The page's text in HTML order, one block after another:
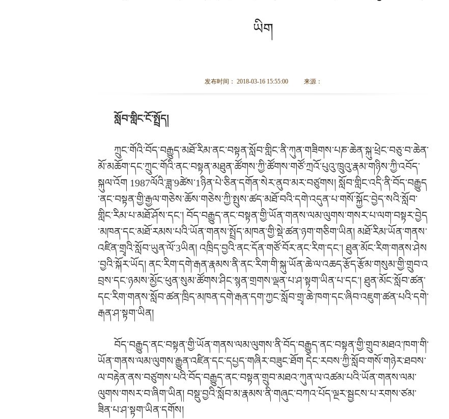
ཡིག
发布时间： 2018-03-16 15:55:00 来源：
སློབ་གླིང་ངོ་སྤྲོད།
ཀྲུང་གོའི་བོད་བརྒྱུད་མཐོ་རིམ་ནང་བསྟན་སློབ་གླིང་ནི་ཀུན་གཟིགས་པཎ་ཆེན་སྐུ་ཕྲེང་བཅུ་བ་ཆེན་
མོ་མཆོག་དང་ཀྲུང་གོའི་ནང་བསྟན་མཐུན་ཚོགས་ཀྱི་ཚོགས་གཙོ་ཀྲའོ་པུའུ་ཁྲུའུ་རྣམ་གཉིས་ཀྱི་འབོད་
སྐུལ་འོག 1987ལོའི་ཟླ་9ཚེས་1ཉིན་པེ་ཅིན་དགོན་སེར་ནུབ་མར་བཙུགས། སློབ་གླིང་འདི་ནི་བོད་བརྒྱུད
་ནང་བསྟན་གྱི་རྒྱལ་གཅེས་ཆོས་གཅེས་ཀྱི་སྤུས་ཚད་མཐོ་བའི་དགེ་འདུན་པ་གསོ་སྐྱོང་བྱེད་སའི་སློབ་
གླིང་རིམ་པ་མཐོ་ཤོས་དང་། བོད་བརྒྱུད་ནང་བསྟན་གྱི་ཡོན་གནས་ལམ་ལུགས་གསར་པ་ལག་བསྟར་བྱེད
་མཁན་དང་མཐོ་རམས་པའི་ཡོན་གནས་སྤྲོད་མཁན་གྱི་སྡེ་ཚན་ཉག་གཅིག་ཡིན། མཐོ་རིམ་ཡོན་གནས་
འཛིན་གྲྭའི་སློབ་ཡུན་ལོ་3ཡིན། འཁྲིད་བྱའི་ནང་དོན་གཙོ་བོར་ནང་རིག་དང་། ཐུན་མོང་རིག་གནས་ཤེས
་བྱའི་སྐོར་ཡོད། ནང་རིག་དགེ་རྒན་རྣམས་ནི་ནང་རིག་གི་སྐུ་ཡོན་ཆེ་ལ་འཆད་རྩོད་རྩོམ་གསུམ་གྱི་གྲུབ་འ
བྲས་དང་ཉམས་མྱོང་ཕུན་སུམ་ཚོགས་ཤིང་སྙན་གྲགས་ལྡན་པ་ཤ་སྟག་ཡིན་པ་དང་། ཐུན་མོང་སློབ་ཚན་
དང་རིག་གནས་སློབ་ཚན་ཁྲིད་མཁན་དགེ་རྒན་དག་ཀྱང་སློབ་གྲྭ་ཆེ་ཁག་དང་ཞིབ་འཇུག་ཚན་པའི་དགེ་
རྒན་ཤ་སྟག་ཡིན།
བོད་བརྒྱུད་ནང་བསྟན་གྱི་ཡོན་གནས་ལམ་ལུགས་ནི་བོད་བརྒྱུད་ནང་བསྟན་གྱི་གྲུབ་མཐའ་ཁག་གི་
ཡོན་གནས་ལམ་ལུགས་རྒྱུན་འཛིན་དང་དཔྱད་གཞིར་བཟུང་ཐོག དེང་རབས་ཀྱི་སློབ་གསོ་གཉེར་ཐབས་
ལ་བརྟེན་ནས་བཙུགས་པའི་བོད་བརྒྱུད་ནང་བསྟན་གྲུབ་མཐའ་ཀུན་ལ་འཚམ་པའི་ཡོན་གནས་ལམ་
ལུགས་གསར་བ་ཞིག་ཡིན། བསྡུ་བྱའི་སློབ་མ་རྣམས་ནི་གཞུང་བཀའ་པོད་ལྔར་སྦྱངས་པ་རགས་ཙམ་
ཟིན་པ་ཤ་སྟག་ཡིན་དགོས།